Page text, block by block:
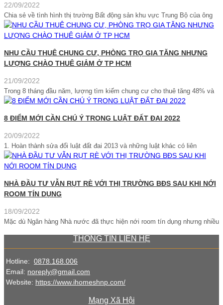
22/09/2022
Chia sẻ về tình hình thị trường Bất động sản khu vực Trung Bộ của ông
NHU CẦU THUÊ CHUNG CƯ, PHÒNG TRỌ GIA TĂNG NHƯNG
LƯỢNG CHÀO THUÊ GIẢM Ở TP HCM
21/09/2022
Trong 8 tháng đầu năm, lượng tìm kiếm chung cư cho thuê tăng 48% và
8 ĐIỂM MỚI CẦN CHÚ Ý TRONG LUẬT ĐẤT ĐAI 2022
20/09/2022
1. Hoàn thành sửa đổi luật đất đai 2013 và những luật khác có liên
NHÀ ĐẦU TƯ VẪN RỤT RÈ VỚI THỊ TRƯỜNG BĐS SAU KHI NỚI
ROOM TÍN DỤNG
18/09/2022
Mặc dù Ngân hàng Nhà nước đã thực hiện nới room tín dụng nhưng nhiều
THÔNG TIN LIÊN HỆ
Hotline: 0878.168.006
Email: noreply@gmail.com
Website: https://www.ihomeshnp.com/
Mạng Xã Hội